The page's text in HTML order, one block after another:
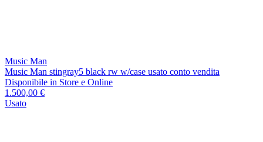
Music Man
Music Man stingray5 black rw w/case usato conto vendita
Disponibile in Store e Online
1.500,00 €
Usato